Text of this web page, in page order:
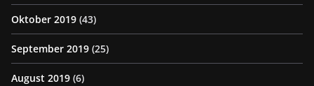
Oktober 2019 (43)
September 2019 (25)
August 2019 (6)